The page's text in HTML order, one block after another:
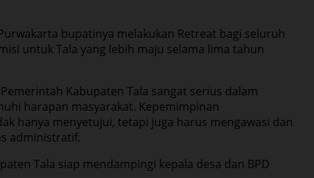
bupatinya melakukan Retreat bagi seluruh
untuk Tala yang lebih maju selama lima tahun
Kabupaten Tala sangat serius dalam
harapan masyarakat. Kepemimpinan
hanya menyetujui, tetapi juga harus mengawasi dan
administratif.
Tala siap mendampingi kepala desa dan BPD